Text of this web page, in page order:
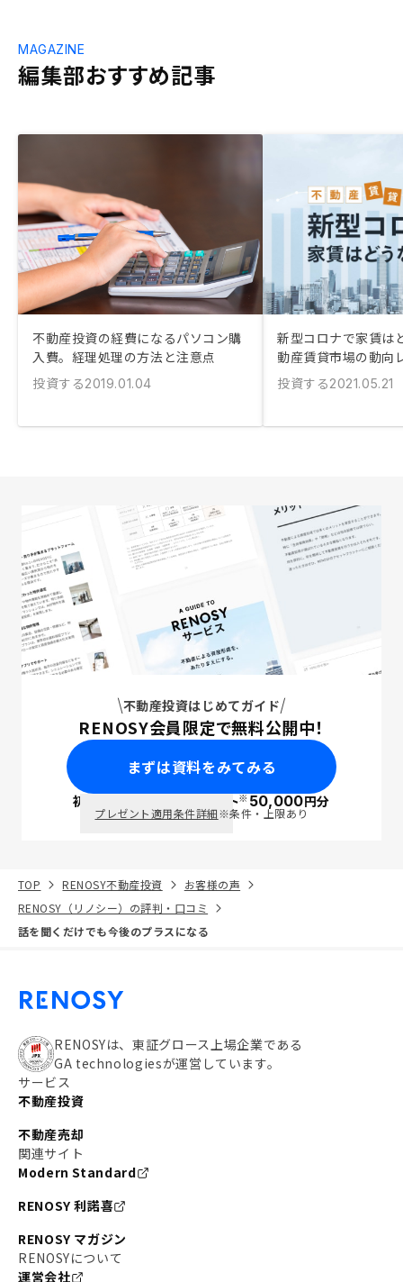
編集部おすすめ記事
MAGAZINE
不動産投資の経費になるパソコン購
入費。経理処理の方法と注意点
投資する2019.01.04
新型コロナで家賃は
動産賃貸市場の動向
投資する2021.05.21
不動産投資はじめてガイド
RENOSY会員限定で無料公開中！
まずは資料をみてみる
初回面談で ポイント※50,000円分
プレゼント適用条件詳細※条件・上限あり
TOP RENOSY不動産投資
お客様の声
RENOSY（リノシー）の評判・口コミ
話を聞くだけでも今後のプラスになる
RENOSYは、東証グロース上場企業である
GA technologiesが運営しています。
サービス
不動産投資
不動産売却
関連サイト
Modern Standard
RENOSY 利諾喜
RENOSY マガジン
RENOSYについて
運営会社